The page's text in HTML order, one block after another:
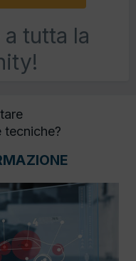
tutta la
tecniche?